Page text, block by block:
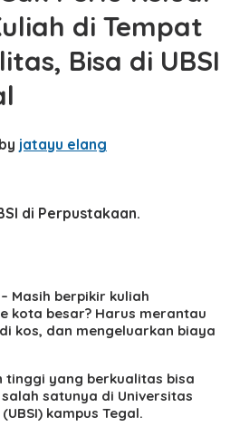
di Tempat
Bisa di UBSI
by jatayu elang
di Perpustakaan.
– Masih berpikir kuliah
kota besar? Harus merantau
kos, dan mengeluarkan biaya
tinggi yang berkualitas bisa
satunya di Universitas
kampus Tegal.